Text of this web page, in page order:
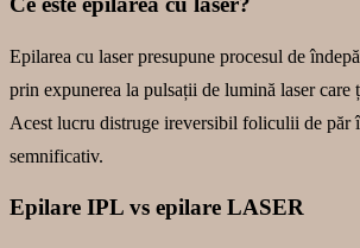
Epilarea cu laser presupune procesul de
prin expunerea la pulsații de lumină laser
Acest lucru distruge ireversibil foliculii de păr
semnificativ.
Epilare IPL vs epilare LASER